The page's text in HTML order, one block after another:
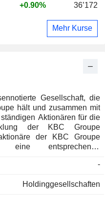
Gesellschaft, die
hält und zusammen mit
Aktionären für die
der KBC Groupe
der KBC Groupe
entsprechende
-
Holdinggesellschaften
+0.90% 36’172
Mehr Kurse